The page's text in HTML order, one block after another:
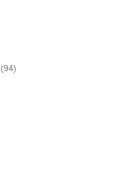
(94)